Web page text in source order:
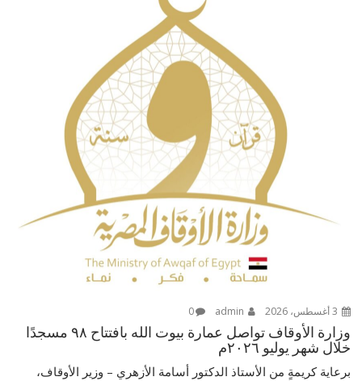
0
وزارة الأوقاف تواصل عمارة بيوت الله بافتتاح ٩٨ مسجدًا
خلال شهر يوليو ٢٠٢٦م
برعاية كريمةٍ من الأستاذ الدكتور أسامة الأزهري – وزير الأوقاف،